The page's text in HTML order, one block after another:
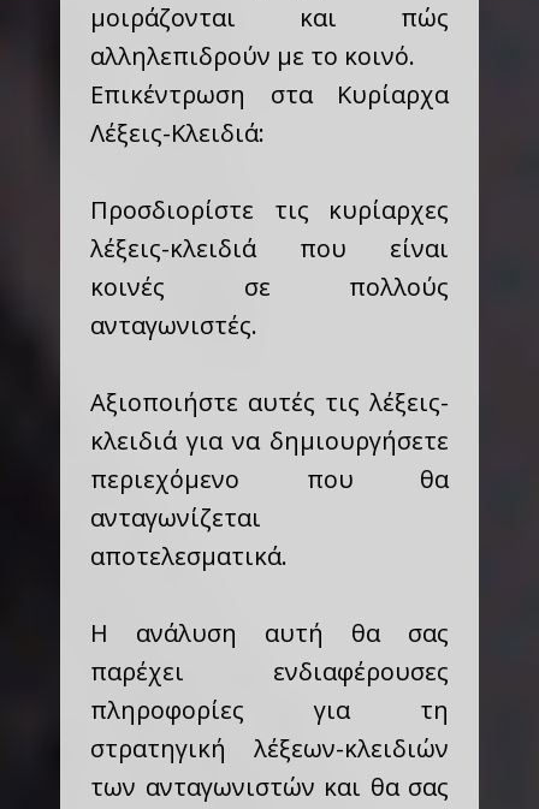
μοιράζονται και πώς
αλληλεπιδρούν με το κοινό.
Επικέντρωση στα Κυρίαρχα
Λέξεις-Κλειδιά:
Προσδιορίστε τις κυρίαρχες
λέξεις-κλειδιά που είναι
κοινές σε πολλούς
ανταγωνιστές.
Αξιοποιήστε αυτές τις λέξεις-
κλειδιά για να δημιουργήσετε
περιεχόμενο που θα
ανταγωνίζεται
αποτελεσματικά.
Η ανάλυση αυτή θα σας
παρέχει ενδιαφέρουσες
πληροφορίες για τη
στρατηγική λέξεων-κλειδιών
των ανταγωνιστών και θα σας